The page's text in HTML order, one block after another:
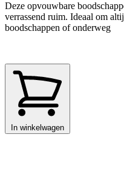
Deze opvouwbare
verrassend ruim. Ideaal om
boodschappen of onderweg
In winkelwagen